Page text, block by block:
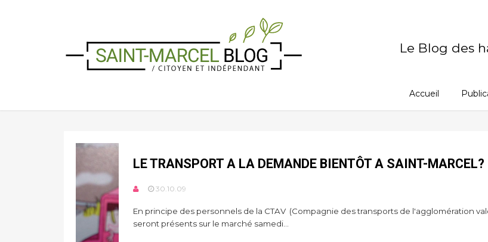
Le Blog des
Accueil
LE TRANSPORT A LA DEMANDE BIENTÔT A SAINT-MARCEL?
30.10.09
En principe des personnels de la CTAV (Compagnie des transports de l'agglomération
seront présents sur le marché samedi...